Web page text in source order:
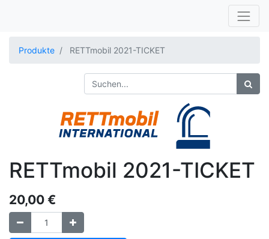
Produkte RETTmobil 2021-TICKET
RETTmobil 2021-TICKET
20,00 €